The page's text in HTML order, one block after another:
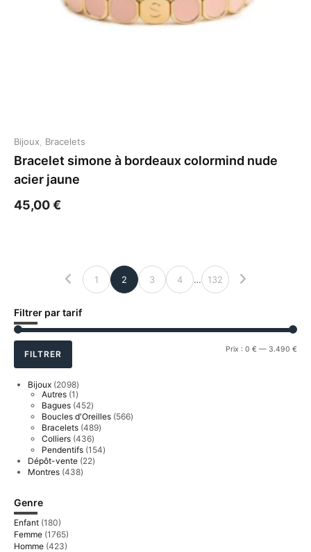
Bijoux Bracelets
Bracelet simone à bordeaux colormind nude
acier jaune
45,00€
1 2 3 4 … 132
Filtrer par tarif
Prix
Prix
FILTRER Prix : 0 € — 3.490 €
Bijoux 20982098
produits
Autres 1 1
produit
Bagues 452452
produits
Boucles d'Oreilles 566566
Bracelets 489489
Colliers 436436
produits
Pendentifs 154154
Dépôt-vente 2222
Montres 438438
Genre
Enfant (180)
Femme (1765)
Homme (423)